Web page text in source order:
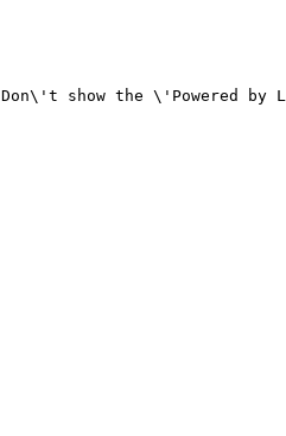
show the \'Powered by